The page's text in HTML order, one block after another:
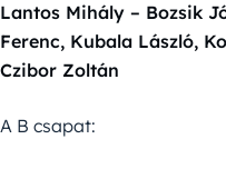
Lantos Mihály – Bozsik
Ferenc, Kubala László,
Czibor Zoltán
A B csapat: